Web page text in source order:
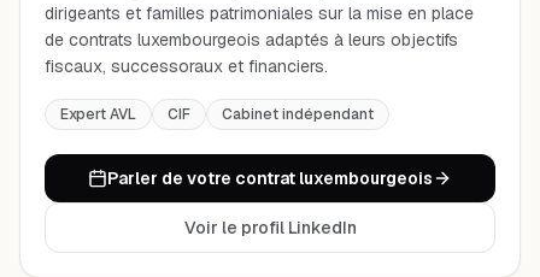
dirigeants et familles patrimoniales sur la mise en place
de contrats luxembourgeois adaptés à leurs objectifs
fiscaux, successoraux et financiers.
Expert AVL CIF Cabinet indépendant
Parler de votre contrat luxembourgeois
Voir le profil LinkedIn